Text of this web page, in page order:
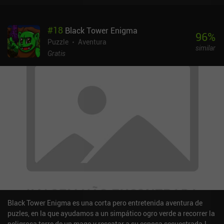
tienen limitaciones pero formas igualmente inteligentes de sortear
esas restricciones. Completar un nivel nos recompensa con los
recursos necesarios para aprender nuevas habilidades que
sumergirme en la terrorífica atmósfera de cuento de hadas. Los
niveles posteriores se vuelven bastante desafiantes, lo que puede
asustar a los jugadores ocasionales. Pero si no te importa la
dificultad, no dejes de probarlo. Howl se puede probar gratis, con
#18 Black Tower Enigma
Puzzle
Aventura
Gratis
96%
similar
Black Tower Enigma es una corta pero entretenida aventura de
puzles, en la que ayudamos a un simpático ogro verde a recorrer la